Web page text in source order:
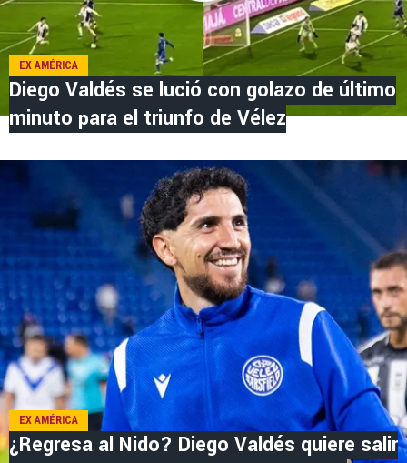
EX AMÉRICA
Diego Valdés se lució con golazo de último
minuto para el triunfo de Vélez
EX AMÉRICA
¿Regresa al Nido? Diego Valdés quiere salir